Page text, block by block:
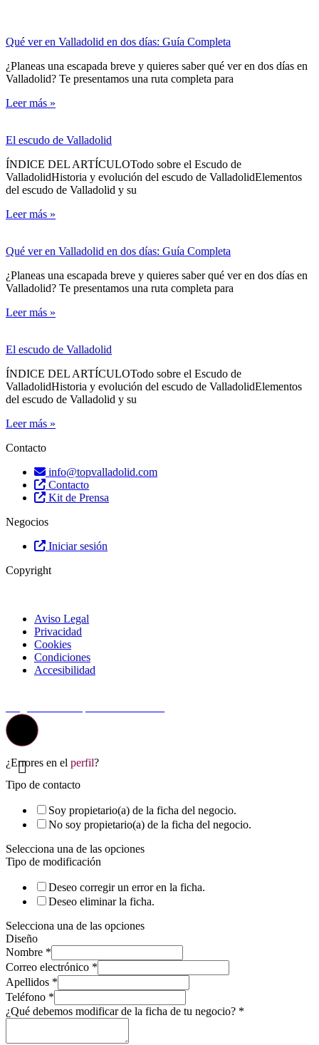
Qué ver en Valladolid en dos días: Guía Completa
¿Planeas una escapada breve y quieres saber qué ver en dos días en
Valladolid? Te presentamos una ruta completa para
Leer más »
El escudo de Valladolid
ÍNDICE DEL ARTÍCULOTodo sobre el Escudo de
ValladolidHistoria y evolución del escudo de ValladolidElementos
del escudo de Valladolid y su
Leer más »
Qué ver en Valladolid en dos días: Guía Completa
¿Planeas una escapada breve y quieres saber qué ver en dos días en
Valladolid? Te presentamos una ruta completa para
Leer más »
El escudo de Valladolid
ÍNDICE DEL ARTÍCULOTodo sobre el Escudo de
ValladolidHistoria y evolución del escudo de ValladolidElementos
del escudo de Valladolid y su
Leer más »
Contacto
info@topvalladolid.com
Contacto
Kit de Prensa
Negocios
Iniciar sesión
Copyright
Aviso Legal
Privacidad
Cookies
Condiciones
Accesibilidad
¿Errores en el perfil?
Tipo de contacto
Soy propietario(a) de la ficha del negocio.
No soy propietario(a) de la ficha del negocio.
Selecciona una de las opciones
Tipo de modificación
Deseo corregir un error en la ficha.
Deseo eliminar la ficha.
Selecciona una de las opciones
Diseño
Nombre *
Correo electrónico *
Apellidos *
Teléfono *
¿Qué debemos modificar de la ficha de tu negocio? *